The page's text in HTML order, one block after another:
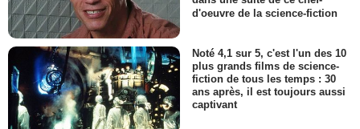
d'oeuvre de la science-fiction
Noté 4,1 sur 5, c'est l'un des 10
plus grands films de science-
fiction de tous les temps : 30
ans après, il est toujours aussi
captivant